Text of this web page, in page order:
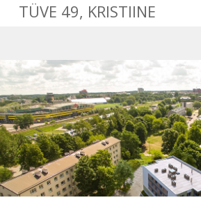
TÜVE 49, KRISTIINE